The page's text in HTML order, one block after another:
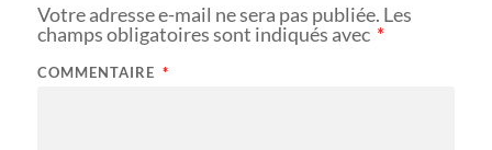
Votre adresse e-mail ne sera pas publiée. Les
champs obligatoires sont indiqués avec *
COMMENTAIRE *